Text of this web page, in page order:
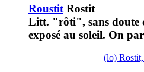
Roustit Rostit
Litt. "rôti", sans doute
exposé au soleil. On
(lo)